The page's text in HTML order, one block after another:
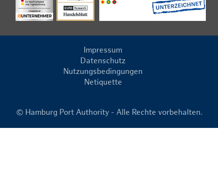
Impressum
Datenschutz
Nutzungsbedingungen
Netiquette
© Hamburg Port Authority - Alle Rechte vorbehalten.